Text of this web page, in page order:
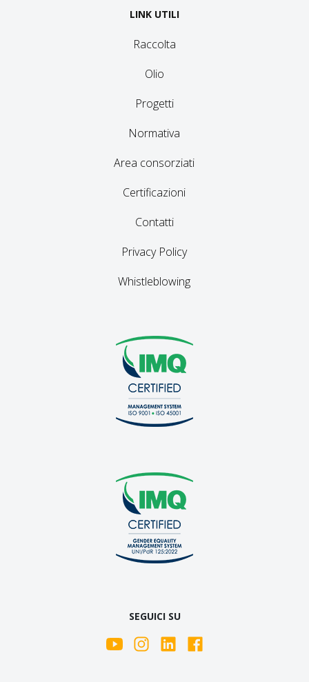
LINK UTILI
Raccolta
Olio
Progetti
Normativa
Area consorziati
Certificazioni
Contatti
Privacy Policy
Whistleblowing
SEGUICI SU